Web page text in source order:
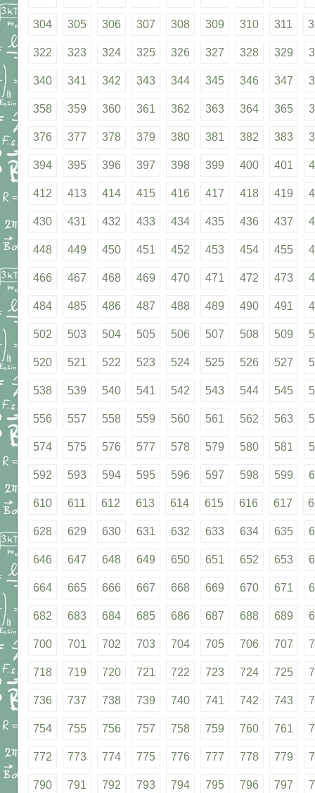
304 305 306 307 308 309 310 311
322 323 324 325 326 327 328 329
340 341 342 343 344 345 346 347
358 359 360 361 362 363 364 365
376 377 378 379 380 381 382 383
394 395 396 397 398 399 400 401
412 413 414 415 416 417 418 419
430 431 432 433 434 435 436 437
448 449 450 451 452 453 454 455
466 467 468 469 470 471 472 473
484 485 486 487 488 489 490 491
502 503 504 505 506 507 508 509
520 521 522 523 524 525 526 527
538 539 540 541 542 543 544 545
556 557 558 559 560 561 562 563
574 575 576 577 578 579 580 581
592 593 594 595 596 597 598 599
610 611 612 613 614 615 616 617
628 629 630 631 632 633 634 635
646 647 648 649 650 651 652 653
664 665 666 667 668 669 670 671
682 683 684 685 686 687 688 689
700 701 702 703 704 705 706 707
718 719 720 721 722 723 724 725
736 737 738 739 740 741 742 743
754 755 756 757 758 759 760 761
772 773 774 775 776 777 778 779
790 791 792 793 794 795 796 797